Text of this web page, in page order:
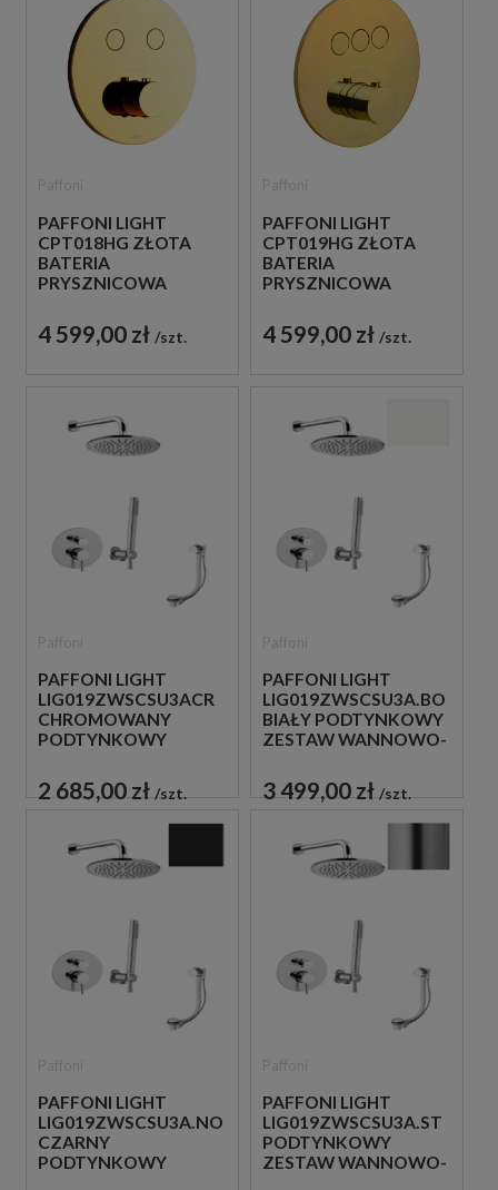
PAFFONI LIGHT
CPT018HG ZŁOTA
BATERIA
PRYSZNICOWA
TERMOSTATYCZNA 2-
DROŻNA
4 599,00 zł szt.
PAFFONI LIGHT
CPT019HG ZŁOTA
BATERIA
PRYSZNICOWA
TERMOSTATYCZNA 3-
DROŻNA
4 599,00 zł szt.
PAFFONI LIGHT
LIG019ZWSCSU3ACR
CHROMOWANY
PODTYNKOWY
PRYSZNICOWY Z
NAPEŁNIANIEM
PRZEZ PRZELEW
2 685,00 zł szt.
PAFFONI LIGHT
LIG019ZWSCSU3A.BO
BIAŁY PODTYNKOWY
ZESTAW WANNOWO-
NAPEŁNIANIEM
PRZEZ PRZELEW
3 499,00 zł szt.
PAFFONI LIGHT
LIG019ZWSCSU3A.NO
CZARNY
PODTYNKOWY
PAFFONI LIGHT
LIG019ZWSCSU3A.ST
PODTYNKOWY
ZESTAW WANNOWO-